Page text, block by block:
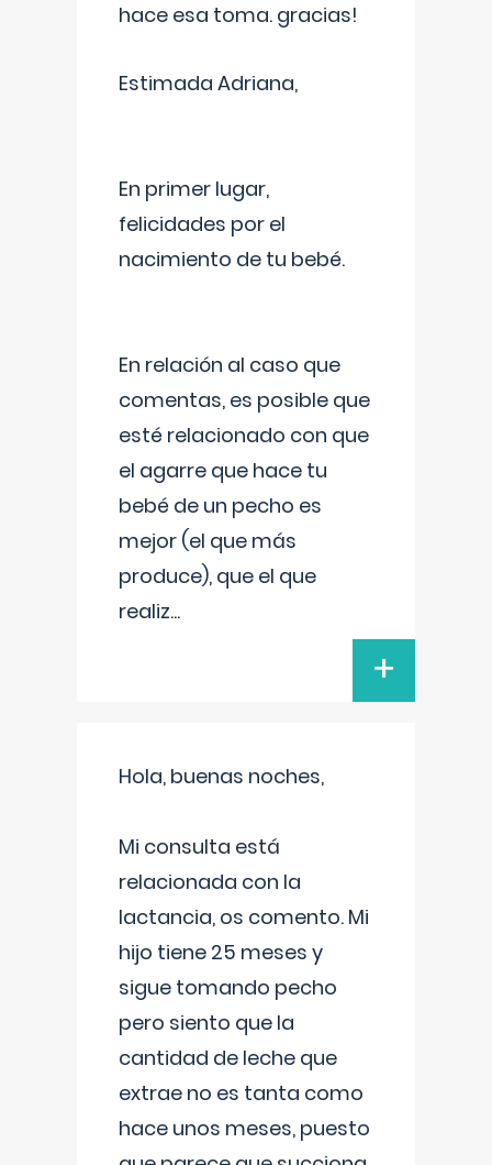
hace esa toma. gracias!
Estimada Adriana,
En primer lugar,
felicidades por el
nacimiento de tu bebé.
En relación al caso que
comentas, es posible que
esté relacionado con que
el agarre que hace tu
bebé de un pecho es
mejor (el que más
produce), que el que
realiz...
+
Hola, buenas noches,
Mi consulta está
relacionada con la
lactancia, os comento. Mi
hijo tiene 25 meses y
sigue tomando pecho
pero siento que la
cantidad de leche que
extrae no es tanta como
hace unos meses, puesto